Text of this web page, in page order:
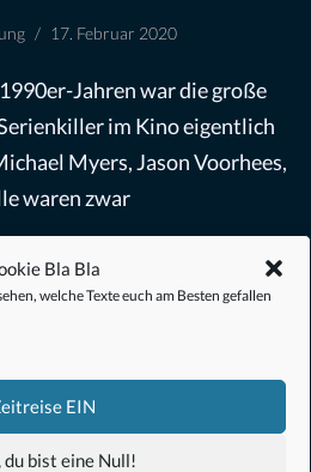
Bla Bla
welche Texte euch am Besten gefallen
EIN
du bist eine Null!
17. Februar 2020
Jahren war die große
im Kino eigentlich
Myers, Jason Voorhees,
waren zwar